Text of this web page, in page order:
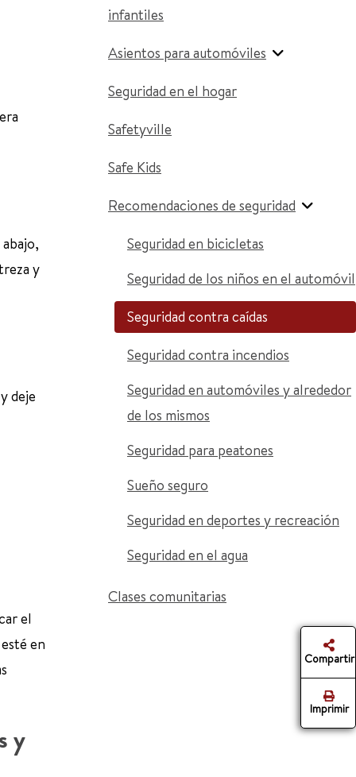
y
deje
el
en
y
infantiles
Asientos para automóviles
Seguridad en el hogar
Safetyville
Safe Kids
Recomendaciones de seguridad
Seguridad en bicicletas
Seguridad de los niños en el automóvil
Seguridad contra caídas
Seguridad contra incendios
Seguridad en automóviles y alrededor
de los mismos
Seguridad para peatones
Sueño seguro
Seguridad en deportes y recreación
Seguridad en el agua
Clases comunitarias
Compartir
Imprimir